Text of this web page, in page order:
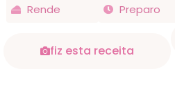
Rende Preparo
fiz esta receita